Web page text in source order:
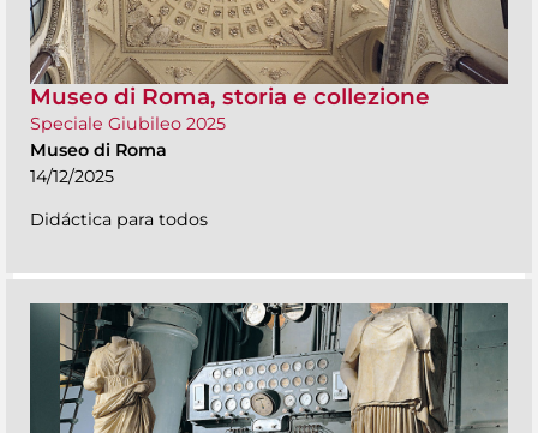
Museo di Roma, storia e collezione
Speciale Giubileo 2025
Museo di Roma
14/12/2025
Didáctica para todos